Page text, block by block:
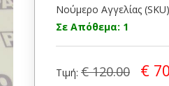
Νούμερο Αγγελίας
Σε Απόθεμα: 1
Τιμή: € 120.00 €